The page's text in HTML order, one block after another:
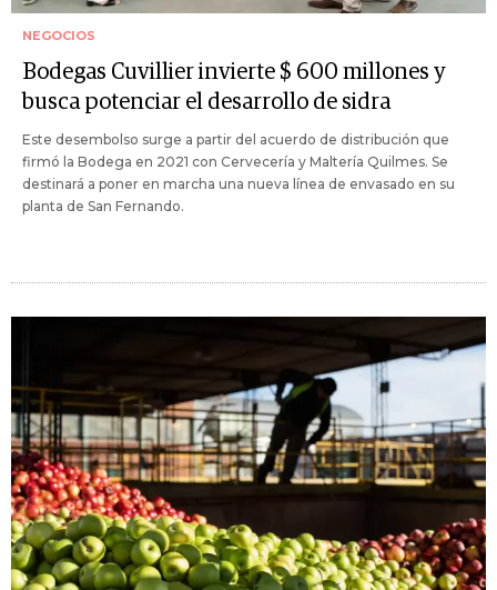
NEGOCIOS
Bodegas Cuvillier invierte $ 600 millones y
busca potenciar el desarrollo de sidra
Este desembolso surge a partir del acuerdo de distribución que
firmó la Bodega en 2021 con Cervecería y Maltería Quilmes. Se
destinará a poner en marcha una nueva línea de envasado en su
planta de San Fernando.